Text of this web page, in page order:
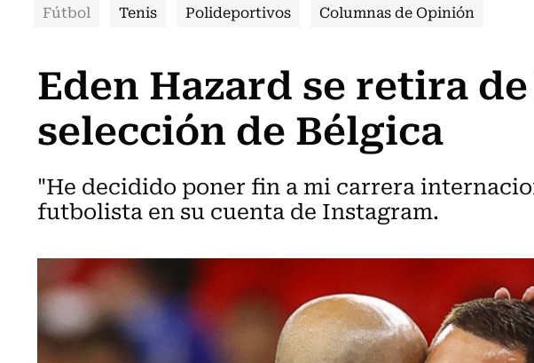
Fútbol Tenis Polideportivos Columnas de Opinión
Eden Hazard se retira
selección de Bélgica
"He decidido poner fin a mi carrera
futbolista en su cuenta de Instagram.